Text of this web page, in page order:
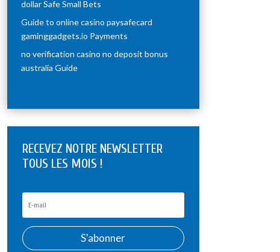
dollar Safe Small Bets
Guide to online casino paysafecard
gaminggadgets.io Payments
no verification casino no deposit bonus
australia Guide
RECEVEZ NOTRE NEWSLETTER
TOUS LES MOIS !
S'abonner